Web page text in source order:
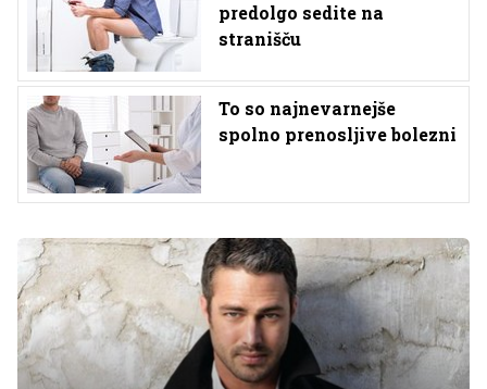
predolgo sedite na
stranišču
To so najnevarnejše
spolno prenosljive bolezni